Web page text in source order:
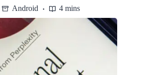
Android 4 mins